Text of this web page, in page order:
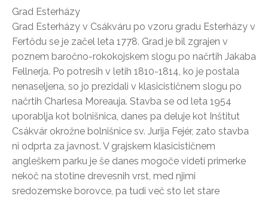
Grad Esterházy
Grad Esterházy v Csákváru po vzoru gradu Esterházy v
Fertődu se je začel leta 1778. Grad je bil zgrajen v
poznem baročno-rokokojskem slogu po načrtih Jakaba
Fellnerja. Po potresih v letih 1810-1814, ko je postala
nenaseljena, so jo prezidali v klasicističnem slogu po
načrtih Charlesa Moreauja. Stavba se od leta 1954
uporablja kot bolnišnica, danes pa deluje kot Inštitut
Csákvár okrožne bolnišnice sv. Jurija Fejér, zato stavba
ni odprta za javnost. V grajskem klasicističnem
angleškem parku je še danes mogoče videti primerke
nekoč na stotine drevesnih vrst, med njimi
sredozemske borovce, pa tudi več sto let stare